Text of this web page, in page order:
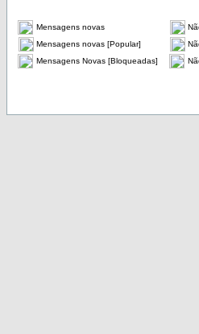
Mensagens novas
Mensagens novas [Popular]
Mensagens Novas [Bloqueadas]